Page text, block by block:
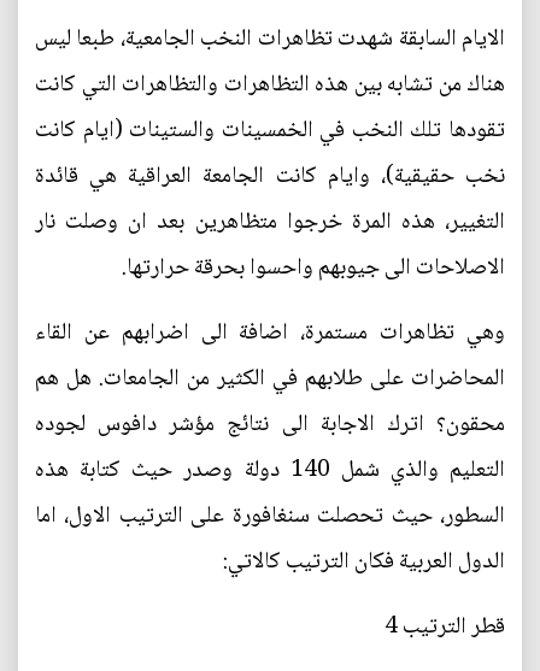
الايام السابقة شهدت تظاهرات النخب الجامعية، طبعا ليس
هناك من تشابه بين هذه التظاهرات والتظاهرات التي كانت
تقودها تلك النخب في الخمسينات والستينات (ايام كانت
نخب حقيقية)، وايام كانت الجامعة العراقية هي قائدة
التغيير، هذه المرة خرجوا متظاهرين بعد ان وصلت نار
الاصلاحات الى جيوبهم واحسوا بحرقة حرارتها.
وهي تظاهرات مستمرة، اضافة الى اضرابهم عن القاء
المحاضرات على طلابهم في الكثير من الجامعات. هل هم
محقون؟ اترك الاجابة الى نتائج مؤشر دافوس لجوده
التعليم والذي شمل 140 دولة وصدر حيث كتابة هذه
السطور، حيث تحصلت سنغافورة على الترتيب الاول، اما
الدول العربية فكان الترتيب كالاتي:
قطر الترتيب 4